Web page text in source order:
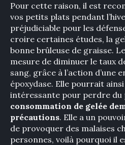
Pour cette raison, il est
vos petits plats pendant
préjudiciable pour les
croire certaines études, la
bonne brûleuse de graisse.
mesure de diminuer le taux
sang, grâce à l’action d’une
époxydase. Elle pourrait
intéressante pour perdre du
consommation de gelée
précautions. Elle a un
de provoquer des malaises
personnes, voilà pourquoi il